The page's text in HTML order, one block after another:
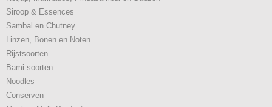
Siroop & Essences
Sambal en Chutney
Linzen, Bonen en Noten
Rijstsoorten
Bami soorten
Noodles
Conserven